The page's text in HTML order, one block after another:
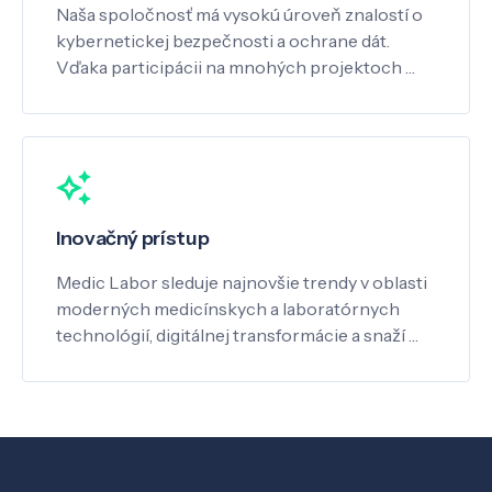
Naša spoločnosť má vysokú úroveň znalostí o
kybernetickej bezpečnosti a ochrane dát.
Vďaka participácii na mnohých projektoch …
Inovačný prístup
Medic Labor sleduje najnovšie trendy v oblasti
moderných medicínskych a laboratórnych
technológií, digitálnej transformácie a snaží …